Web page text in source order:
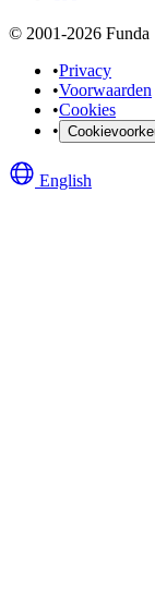
© 2001-2026 Funda
•Privacy
•Voorwaarden
•Cookies
•
English